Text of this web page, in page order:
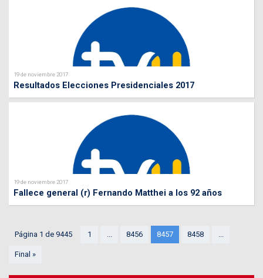
19 de noviembre 2017
Resultados Elecciones Presidenciales 2017
19 de noviembre 2017
Fallece general (r) Fernando Matthei a los 92 años
Página 1 de 9445 1 ... 8456 8457 8458 ...
Final »